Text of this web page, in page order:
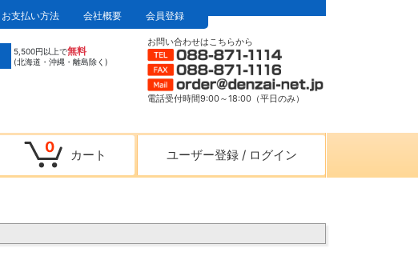
お支払い方法 会社概要 会員登録
5,500円以上で無料
(北海道・沖縄・離島除く)
お問い合わせはこちらから
電話受付時間9:00～18:00（平日のみ）
0 カート ユーザー登録 / ログイン